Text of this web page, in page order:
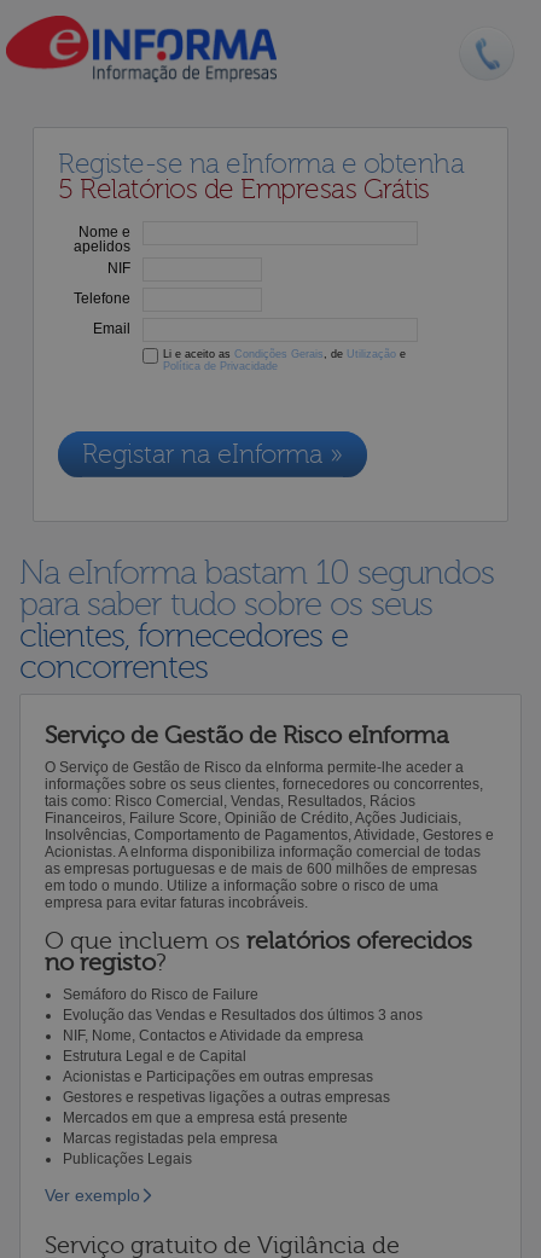
Registe-se na eInforma e obtenha
5 Relatórios de Empresas Grátis
Nome e
apelidos
NIF
Telefone
Email
Li e aceito as Condições Gerais , de Utilização e
Política de Privacidade
Registar na eInforma »
Na eInforma bastam 10 segundos
para saber tudo sobre os seus
clientes, fornecedores e
concorrentes
Serviço de Gestão de Risco eInforma
O Serviço de Gestão de Risco da eInforma permite-lhe aceder a
informações sobre os seus clientes, fornecedores ou concorrentes,
tais como: Risco Comercial, Vendas, Resultados, Rácios
Financeiros, Failure Score, Opinião de Crédito, Ações Judiciais,
Insolvências, Comportamento de Pagamentos, Atividade, Gestores e
Acionistas. A eInforma disponibiliza informação comercial de todas
as empresas portuguesas e de mais de 600 milhões de empresas
em todo o mundo. Utilize a informação sobre o risco de uma
empresa para evitar faturas incobráveis.
O que incluem os relatórios oferecidos
no registo?
Semáforo do Risco de Failure
Evolução das Vendas e Resultados dos últimos 3 anos
NIF, Nome, Contactos e Atividade da empresa
Estrutura Legal e de Capital
Acionistas e Participações em outras empresas
Gestores e respetivas ligações a outras empresas
Mercados em que a empresa está presente
Marcas registadas pela empresa
Publicações Legais
Ver exemplo
Serviço gratuito de Vigilância de